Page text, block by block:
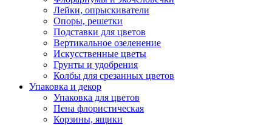
Лейки, опрыскиватели
Опоры, решетки
Подставки для цветов
Вертикальное озеленение
Искусственные цветы
Грунты и удобрения
Колбы для срезанных цветов
Упаковка и декор
Упаковка для цветов
Пена флористическая
Корзины, ящики